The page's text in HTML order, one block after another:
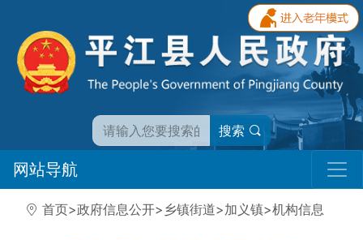
搜索
网站导航
首页>政府信息公开> 乡镇街道>加义镇>机构信息